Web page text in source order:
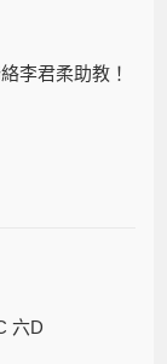
李君柔助教！
六D